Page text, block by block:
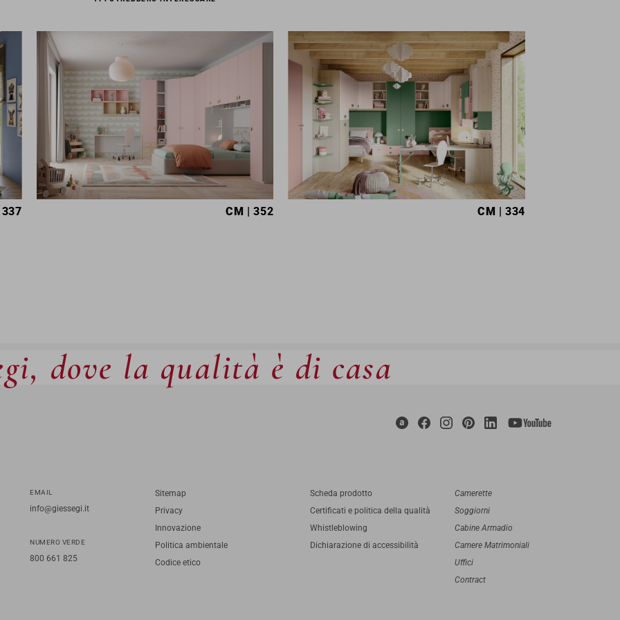
CM | 352 CM | 334
dove la qualità è di casa
EMAIL
info@giessegi.it
NUMERO VERDE
800 661 825
Sitemap
Privacy
Innovazione
Politica ambientale
Codice etico
Scheda prodotto
Certificati e politica della qualità
Whistleblowing
Dichiarazione di accessibilità
Camerette
Soggiorni
Cabine Armadio
Camere Matrimoniali
Uffici
Contract